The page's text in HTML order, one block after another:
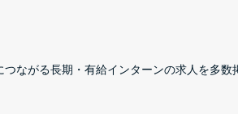
ながる長期・有給インターンの求人を多数